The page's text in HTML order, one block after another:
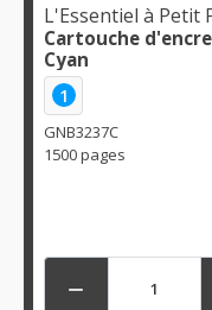
L'Essentiel à Petit
Cartouche
Cyan
1
GNB3237C
1500 pages
